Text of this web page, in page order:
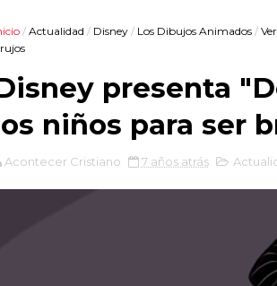
/ Actualidad / Disney / Los Dibujos Animados /
presenta
niños para ser
Acontecer Cristiano 7 años atrás